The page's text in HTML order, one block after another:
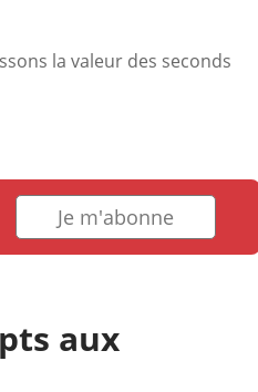
la valeur des seconds
Je m'abonne
aux